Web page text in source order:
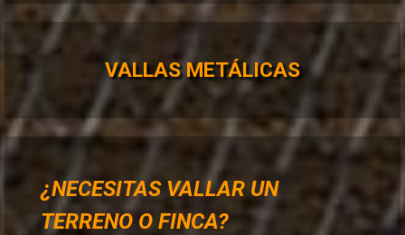
VALLAS METÁLICAS
¿NECESITAS VALLAR UN
TERRENO O FINCA?